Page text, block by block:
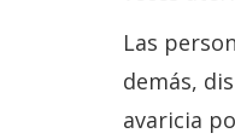
Las
demás,
avaricia